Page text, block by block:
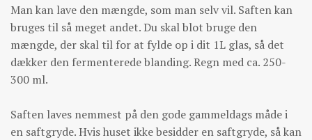
Man kan lave den mængde, som man selv vil. Saften kan
bruges til så meget andet. Du skal blot bruge den
mængde, der skal til for at fylde op i dit 1L glas, så det
dækker den fermenterede blanding. Regn med ca. 250-
300 ml.
Saften laves nemmest på den gode gammeldags måde i
en saftgryde. Hvis huset ikke besidder en saftgryde, så kan